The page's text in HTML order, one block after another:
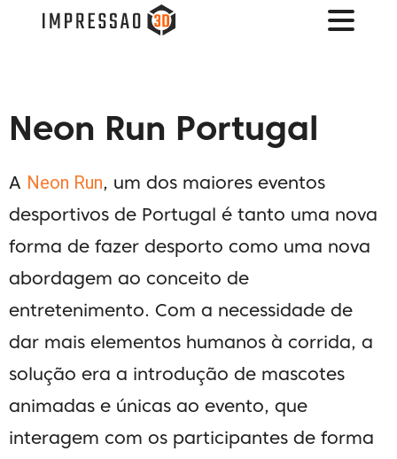
Neon Run Portugal
A Neon Run, um dos maiores eventos
desportivos de Portugal é tanto uma nova
forma de fazer desporto como uma nova
abordagem ao conceito de
entretenimento. Com a necessidade de
dar mais elementos humanos à corrida, a
solução era a introdução de mascotes
animadas e únicas ao evento, que
interagem com os participantes de forma